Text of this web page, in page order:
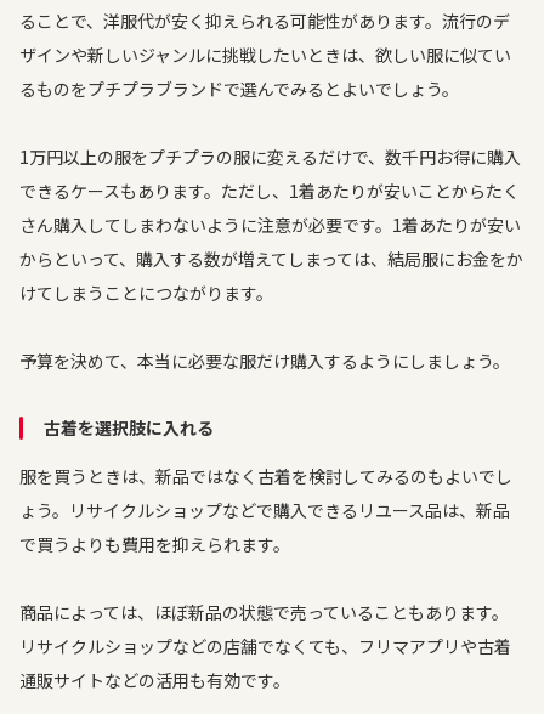
ることで、洋服代が安く抑えられる可能性があります。流行のデ
ザインや新しいジャンルに挑戦したいときは、欲しい服に似てい
るものをプチプラブランドで選んでみるとよいでしょう。
1万円以上の服をプチプラの服に変えるだけで、数千円お得に購入
できるケースもあります。ただし、1着あたりが安いことからたく
さん購入してしまわないように注意が必要です。1着あたりが安い
からといって、購入する数が増えてしまっては、結局服にお金をか
けてしまうことにつながります。
予算を決めて、本当に必要な服だけ購入するようにしましょう。
古着を選択肢に入れる
服を買うときは、新品ではなく古着を検討してみるのもよいでし
ょう。リサイクルショップなどで購入できるリユース品は、新品
で買うよりも費用を抑えられます。
商品によっては、ほぼ新品の状態で売っていることもあります。
リサイクルショップなどの店舗でなくても、フリマアプリや古着
通販サイトなどの活用も有効です。